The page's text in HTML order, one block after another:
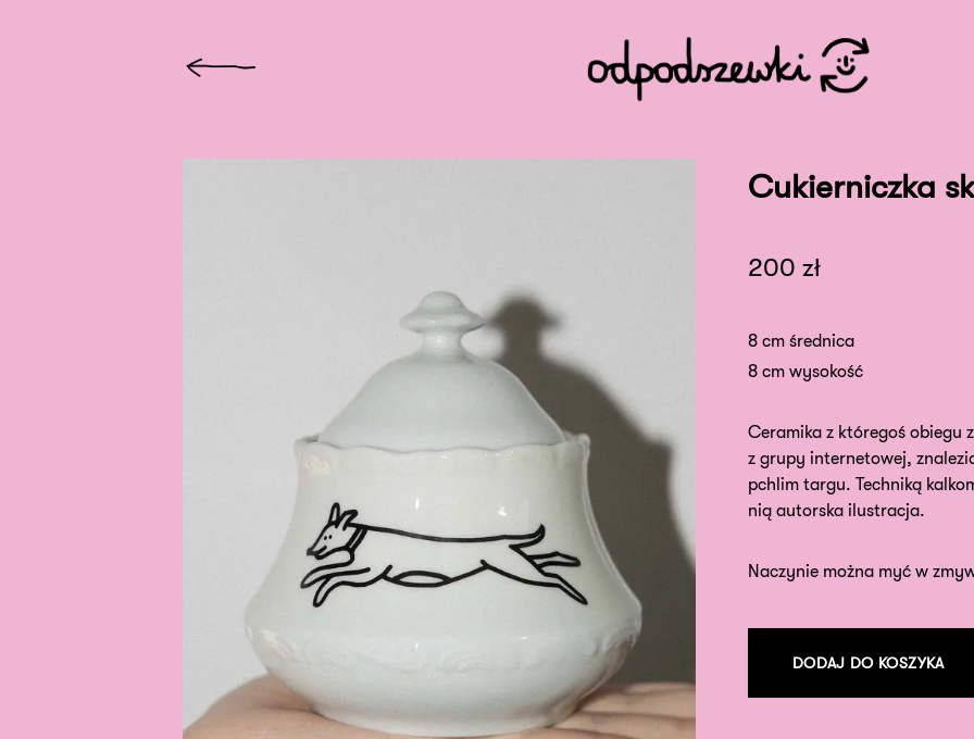
Cukierniczka
200 zł
8 cm średnica
8 cm wysokość
Ceramika z któregoś obiegu
z grupy internetowej,
pchlim targu. Techniką
nią autorska ilustracja.
Naczynie można myć w
DODAJ DO KOSZYKA